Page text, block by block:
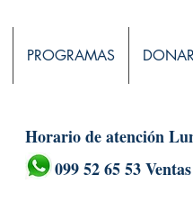
PROGRAMAS DONAR
Horario de atención
099 52 65 53